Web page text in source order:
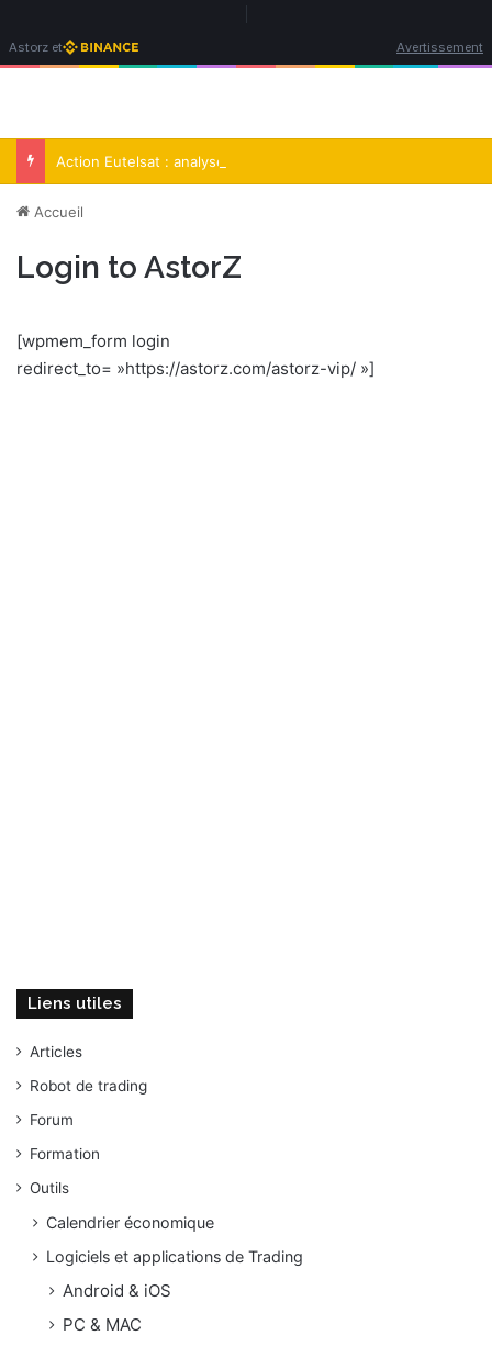
Astorz et Avertissement
Action Eutelsat : analyse complète et perspectives 2026
Accueil
Login to AstorZ
[wpmem_form login
redirect_to= »https://astorz.com/astorz-vip/ »]
Liens utiles
Articles
Robot de trading
Forum
Formation
Outils
Calendrier économique
Logiciels et applications de Trading
Android & iOS
PC & MAC